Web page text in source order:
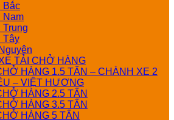
Bắc
Nam
Trung
Tây
TẢI CHỞ HÀNG
HÀNG 1.5 TẤN – CHÀNH XE 2
– VIỆT HƯƠNG
HÀNG 2.5 TẤN
HÀNG 3.5 TẤN
HÀNG 5 TẤN